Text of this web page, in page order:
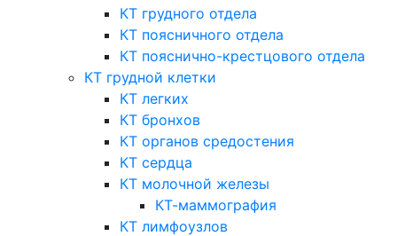
КТ грудного отдела
КТ поясничного отдела
КТ пояснично-крестцового отдела
КТ грудной клетки
КТ легких
КТ бронхов
КТ органов средостения
КТ сердца
КТ молочной железы
КТ-маммография
КТ лимфоузлов